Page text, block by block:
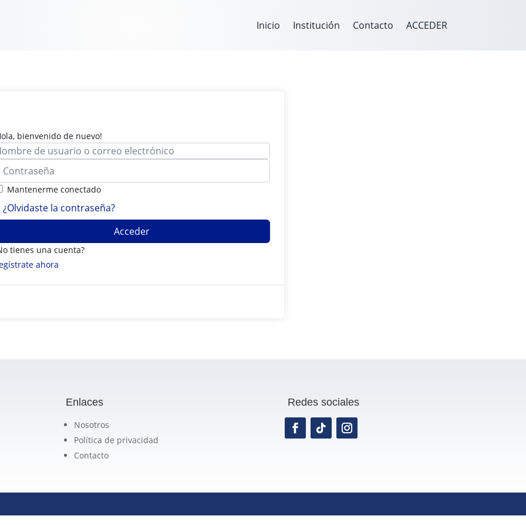
Inicio Institución Contacto ACCEDER
bienvenido de nuevo!
Mantenerme conectado
¿Olvidaste la contraseña?
Acceder
tienes una cuenta?
ahora
Enlaces
Nosotros
Política de privacidad
Contacto
Redes sociales